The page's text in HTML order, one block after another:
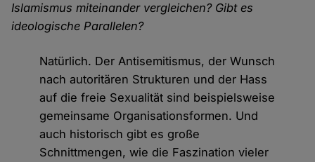
Islamismus miteinander vergleichen? Gibt es
ideologische Parallelen?
Natürlich. Der Antisemitismus, der Wunsch
nach autoritären Strukturen und der Hass
auf die freie Sexualität sind beispielsweise
gemeinsame Organisationsformen. Und
auch historisch gibt es große
Schnittmengen, wie die Faszination vieler